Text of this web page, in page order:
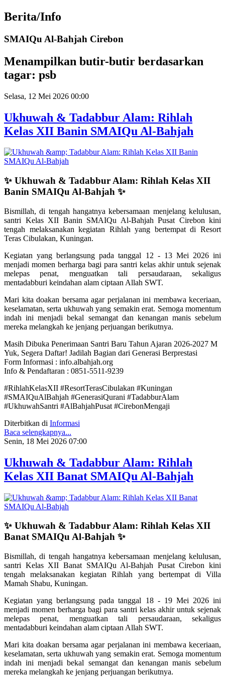
Berita/Info
SMAIQu Al-Bahjah Cirebon
Menampilkan butir-butir berdasarkan
tagar: psb
Selasa, 12 Mei 2026 00:00
Ukhuwah & Tadabbur Alam: Rihlah
Kelas XII Banin SMAIQu Al-Bahjah
✨ Ukhuwah & Tadabbur Alam: Rihlah Kelas XII
Banin SMAIQu Al-Bahjah ✨
Bismillah, di tengah hangatnya kebersamaan menjelang kelulusan,
santri Kelas XII Banin SMAIQu Al-Bahjah Pusat Cirebon kini
tengah melaksanakan kegiatan Rihlah yang bertempat di Resort
Teras Cibulakan, Kuningan.
Kegiatan yang berlangsung pada tanggal 12 - 13 Mei 2026 ini
menjadi momen berharga bagi para santri kelas akhir untuk sejenak
melepas penat, menguatkan tali persaudaraan, sekaligus
mentadabburi keindahan alam ciptaan Allah SWT.
Mari kita doakan bersama agar perjalanan ini membawa keceriaan,
keselamatan, serta ukhuwah yang semakin erat. Semoga momentum
indah ini menjadi bekal semangat dan kenangan manis sebelum
mereka melangkah ke jenjang perjuangan berikutnya.
Masih Dibuka Penerimaan Santri Baru Tahun Ajaran 2026-2027 M
Yuk, Segera Daftar! Jadilah Bagian dari Generasi Berprestasi
Form Informasi : info.albahjah.org
Info & Pendaftaran : 0851-5511-9239
#RihlahKelasXII #ResortTerasCibulakan #Kuningan
#SMAIQuAlBahjah #GenerasiQurani #TadabburAlam
#UkhuwahSantri #AlBahjahPusat #CirebonMengaji
Diterbitkan di Informasi
Baca selengkapnya...
Senin, 18 Mei 2026 07:00
Ukhuwah & Tadabbur Alam: Rihlah
Kelas XII Banat SMAIQu Al-Bahjah
✨ Ukhuwah & Tadabbur Alam: Rihlah Kelas XII
Banat SMAIQu Al-Bahjah ✨
Bismillah, di tengah hangatnya kebersamaan menjelang kelulusan,
santri Kelas XII Banat SMAIQu Al-Bahjah Pusat Cirebon kini
tengah melaksanakan kegiatan Rihlah yang bertempat di Villa
Mamah Shabu, Kuningan.
Kegiatan yang berlangsung pada tanggal 18 - 19 Mei 2026 ini
menjadi momen berharga bagi para santri kelas akhir untuk sejenak
melepas penat, menguatkan tali persaudaraan, sekaligus
mentadabburi keindahan alam ciptaan Allah SWT.
Mari kita doakan bersama agar perjalanan ini membawa keceriaan,
keselamatan, serta ukhuwah yang semakin erat. Semoga momentum
indah ini menjadi bekal semangat dan kenangan manis sebelum
mereka melangkah ke jenjang perjuangan berikutnya.